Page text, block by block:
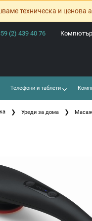
техническа и ценова
(2) 439 40 76
Телефони и таблети
Уреди за дома